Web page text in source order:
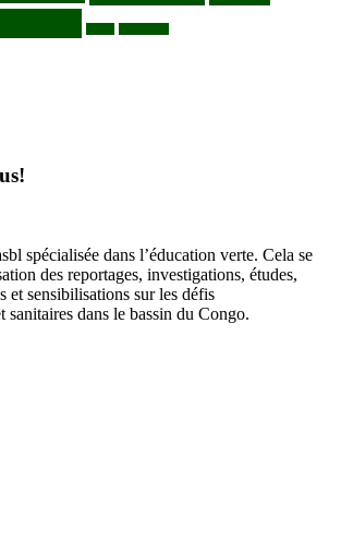
spécialisée dans l’éducation verte. Cela se
des reportages, investigations, études,
et sensibilisations sur les défis
sanitaires dans le bassin du Congo.